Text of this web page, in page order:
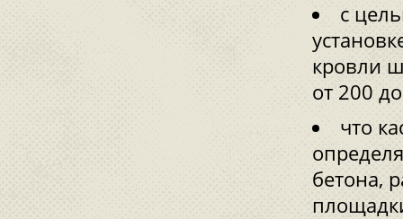
с
кровли
от 200
что
бетона,